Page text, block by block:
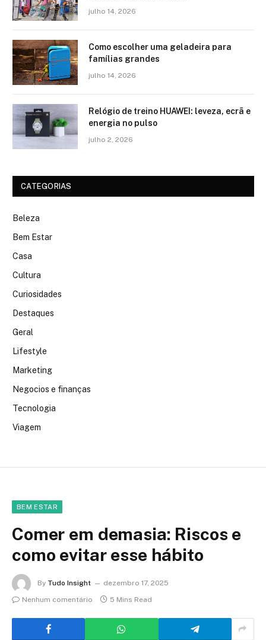
julho 14, 2026
Como escolher uma geladeira para
famílias grandes
julho 14, 2026
Relógio de treino​ HUAWEI: leveza, ecrã e
energia no pulso
julho 2, 2026
CATEGORIAS
Beleza
Bem Estar
Casa
Cultura
Curiosidades
Destaques
Geral
Lifestyle
Marketing
Negocios e finanças
Tecnologia
Viagem
BEM ESTAR
Comer em demasia: Riscos e
como evitar esse hábito
By Tudo Insight
dezembro 17, 2025
Nenhum comentário
5 Mins Read